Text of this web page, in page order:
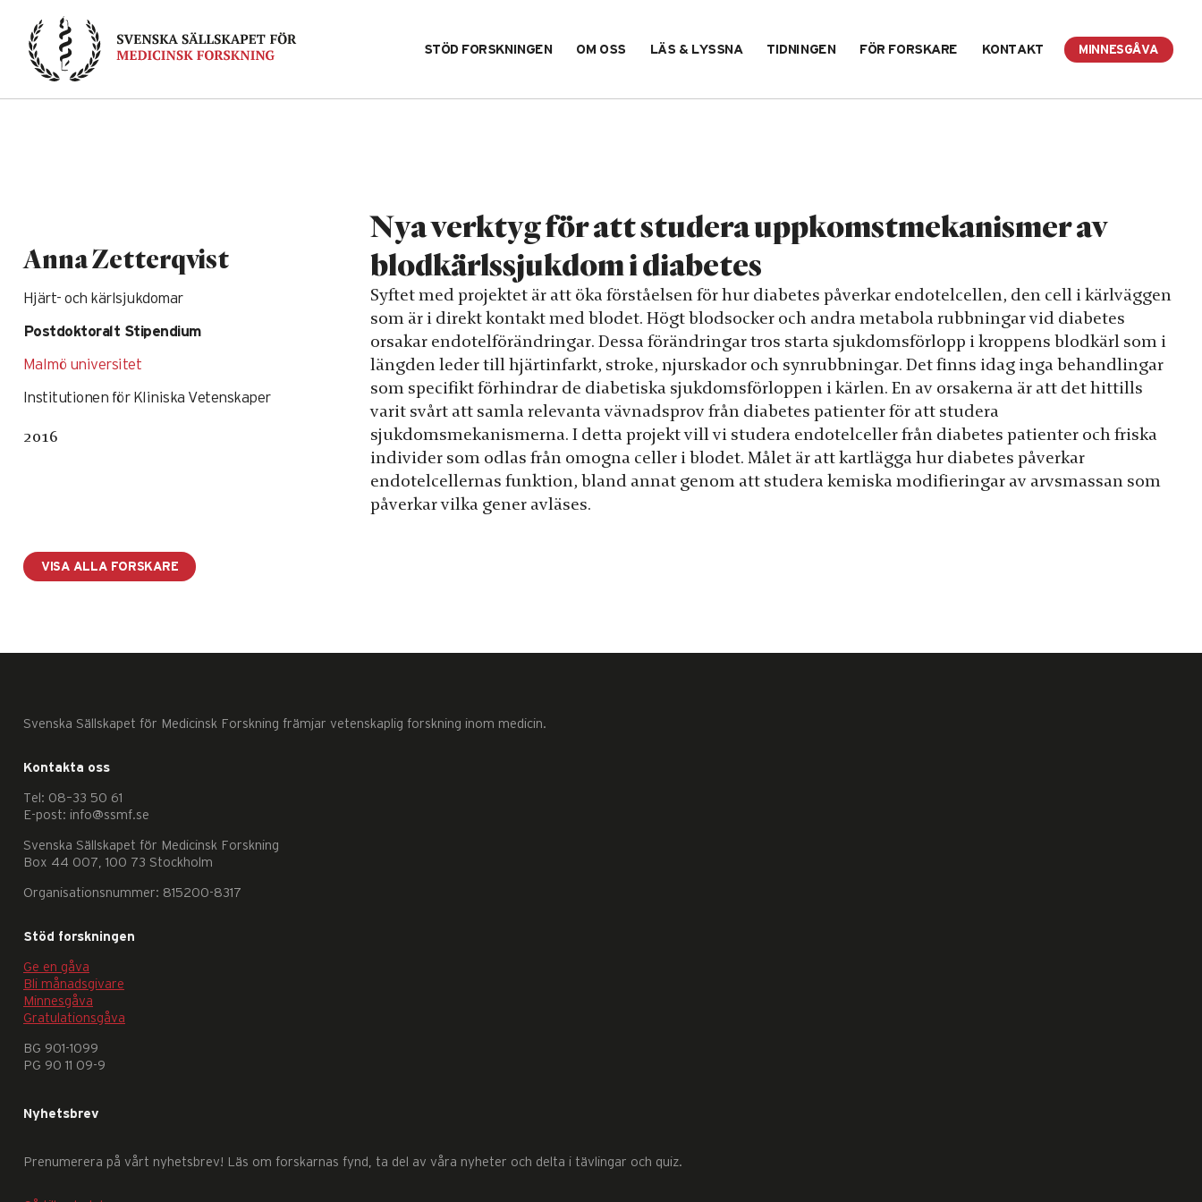
content
STÖD FORSKNINGEN OM OSS LÄS & LYSSNA TIDNINGEN FÖR FORSKARE KONTAKT MINNESGÅVA
Anna Zetterqvist
Hjärt- och kärlsjukdomar
Postdoktoralt Stipendium
Malmö universitet
Institutionen för Kliniska Vetenskaper
2016
Nya verktyg för att studera uppkomstmekanismer av
blodkärlssjukdom i diabetes
Syftet med projektet är att öka förståelsen för hur diabetes påverkar endotelcellen, den cell i kärlväggen
som är i direkt kontakt med blodet. Högt blodsocker och andra metabola rubbningar vid diabetes
orsakar endotelförändringar. Dessa förändringar tros starta sjukdomsförlopp i kroppens blodkärl som i
längden leder till hjärtinfarkt, stroke, njurskador och synrubbningar. Det finns idag inga behandlingar
som specifikt förhindrar de diabetiska sjukdomsförloppen i kärlen. En av orsakerna är att det hittills
varit svårt att samla relevanta vävnadsprov från diabetes patienter för att studera
sjukdomsmekanismerna. I detta projekt vill vi studera endotelceller från diabetes patienter och friska
individer som odlas från omogna celler i blodet. Målet är att kartlägga hur diabetes påverkar
endotelcellernas funktion, bland annat genom att studera kemiska modifieringar av arvsmassan som
påverkar vilka gener avläses.
VISA ALLA FORSKARE
Svenska Sällskapet för Medicinsk Forskning främjar vetenskaplig forskning inom medicin.
Kontakta oss
Tel: 08–33 50 61
E-post: info@ssmf.se
Svenska Sällskapet för Medicinsk Forskning
Box 44 007, 100 73 Stockholm
Organisationsnummer: 815200-8317
Stöd forskningen
Ge en gåva
Bli månadsgivare
Minnesgåva
Gratulationsgåva
BG 901-1099
PG 90 11 09-9
Nyhetsbrev
Prenumerera på vårt nyhetsbrev! Läs om forskarnas fynd, ta del av våra nyheter och delta i tävlingar och quiz.
Nödvändiga
Dessa
kakor
går
inte
att
bort.
behövs